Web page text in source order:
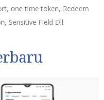
one time token, Redeem
Sensitive Field Dll.